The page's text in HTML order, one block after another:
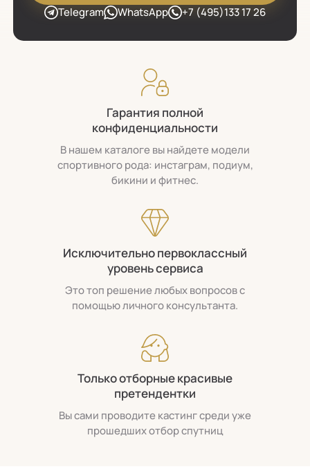
Telegram
WhatsApp +7 (495)133 17 26
Гарантия полной
конфиденциальности
В нашем каталоге вы найдете модели
спортивного рода: инстаграм, подиум,
бикини и фитнес.
Исключительно первоклассный
уровень сервиса
Это топ решение любых вопросов с
помощью личного консультанта.
Только отборные красивые
претендентки
Вы сами проводите кастинг среди уже
прошедших отбор спутниц